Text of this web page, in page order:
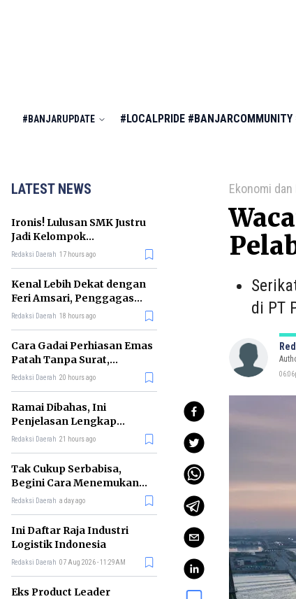
#BANJARUPDATE #LOCALPRIDE #BANJARCOMMUNITY
LATEST NEWS
Ironis! Lulusan SMK Justru
Jadi Kelompok
Pengangguran Terbanyak
Redaksi Daerah 17 hours ago
Kenal Lebih Dekat dengan
Feri Amsari, Penggagas
Kabinet Bayangan
Redaksi Daerah 18 hours ago
Cara Gadai Perhiasan Emas
Patah Tanpa Surat,
Ternyata Tetap Bisa!
Redaksi Daerah 20 hours ago
Ramai Dibahas, Ini
Penjelasan Lengkap
tentang Konsep Kabinet
Redaksi Daerah 21 hours ago
Tak Cukup Serbabisa,
Begini Cara Menemukan
'Spike' agar CV Dilirik HR
Redaksi Daerah a day ago
Ini Daftar Raja Industri
Logistik Indonesia
Redaksi Daerah 07 Aug 2026 - 11:29AM
Eks Product Leader
Ekonomi
di PT